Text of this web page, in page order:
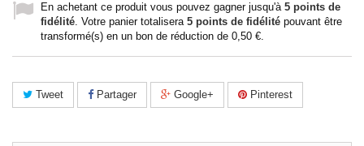
En achetant ce produit vous pouvez gagner jusqu'à 5 points de
fidélité. Votre panier totalisera 5 points de fidélité pouvant être
transformé(s) en un bon de réduction de 0,50 €.
Tweet Partager Google+ Pinterest